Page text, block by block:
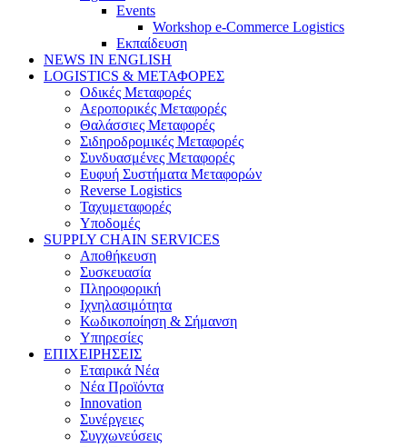
Events
Workshop e-Commerce Logistics
Εκπαίδευση
NEWS IN ENGLISH
LOGISTICS & ΜΕΤΑΦΟΡΕΣ
Οδικές Μεταφορές
Αεροπορικές Μεταφορές
Θαλάσσιες Μεταφορές
Σιδηροδρομικές Μεταφορές
Συνδυασμένες Μεταφορές
Ευφυή Συστήματα Μεταφορών
Reverse Logistics
Ταχυμεταφορές
Υποδομές
SUPPLY CHAIN SERVICES
Αποθήκευση
Συσκευασία
Πληροφορική
Ιχνηλασιμότητα
Κωδικοποίηση & Σήμανση
Υπηρεσίες
ΕΠΙΧΕΙΡΗΣΕΙΣ
Εταιρικά Νέα
Νέα Προϊόντα
Innovation
Συνέργειες
Συγχωνεύσεις